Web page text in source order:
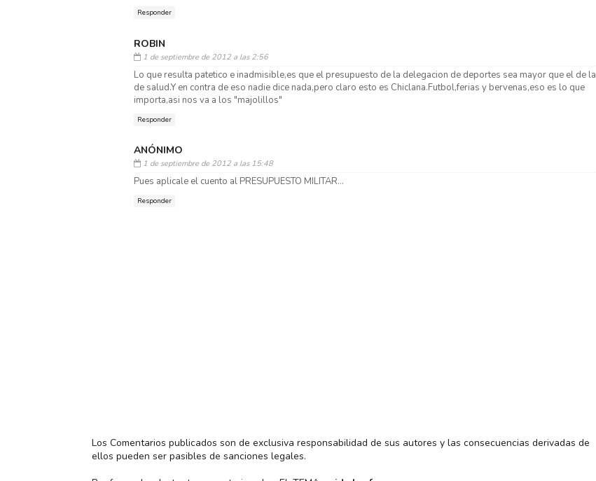
Responder
ROBIN
1 de septiembre de 2012 a las 2:56
Lo que resulta patetico e inadmisible,es que el presupuesto de la delegacion de deportes sea mayor que el de la
de salud.Y en contra de eso nadie dice nada,pero claro esto es Chiclana.Futbol,ferias y bervenas,eso es lo que
importa,asi nos va a los "majolillos"
Responder
ANÓNIMO
1 de septiembre de 2012 a las 15:48
Pues aplicale el cuento al PRESUPUESTO MILITAR...
Responder
Los Comentarios publicados son de exclusiva responsabilidad de sus autores y las consecuencias derivadas de
ellos pueden ser pasibles de sanciones legales.